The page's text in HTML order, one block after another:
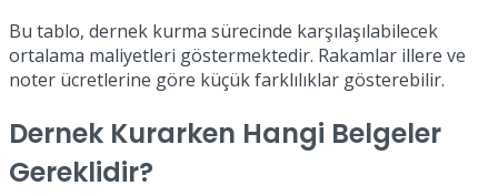
Bu tablo, dernek kurma sürecinde karşılaşılabilecek
ortalama maliyetleri göstermektedir. Rakamlar illere ve
noter ücretlerine göre küçük farklılıklar gösterebilir.
Dernek Kurarken Hangi Belgeler
Gereklidir?